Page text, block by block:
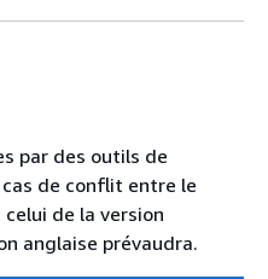
par des outils de
de conflit entre le
de la version
anglaise prévaudra.